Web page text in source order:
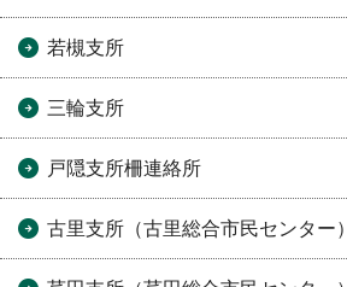
若槻支所
三輪支所
戸隠支所柵連絡所
古里支所（古里総合市民センター）